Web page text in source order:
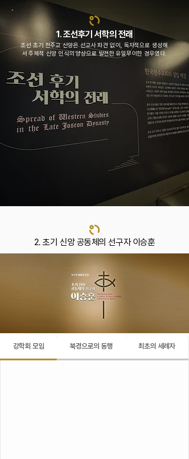
1. 조선후기 서학의 전래
조선 초기 천주교 신앙은 선교사 파견 없이, 독자적으로 생성해
서 주체적 신앙 인식의 양상으로 발전한 유일무이한 경우였다.
2. 초기 신앙 공동체의 선구자 이승훈
강학회 모임 북경으로의 동행 최초의 세례자